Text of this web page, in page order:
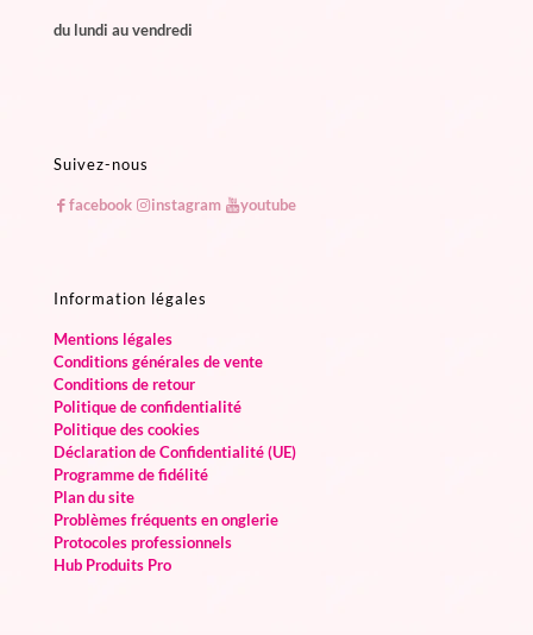
du lundi au vendredi
Suivez-nous
facebook instagram youtube
Information légales
Mentions légales
Conditions générales de vente
Conditions de retour
Politique de confidentialité
Politique des cookies
Déclaration de Confidentialité (UE)
Programme de fidélité
Plan du site
Problèmes fréquents en onglerie
Protocoles professionnels
Hub Produits Pro